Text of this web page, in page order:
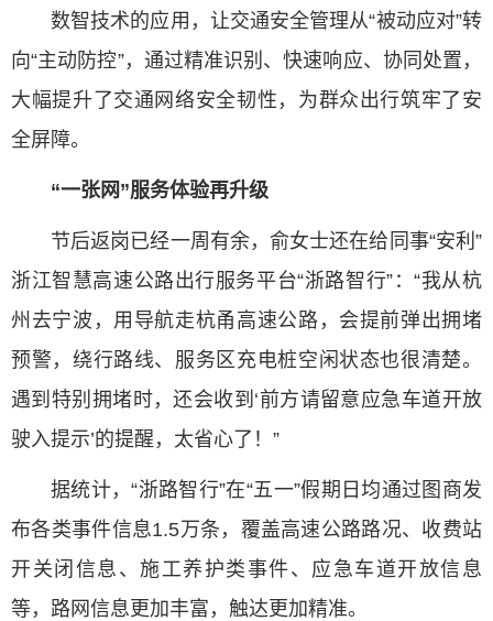
数智技术的应用，让交通安全管理从“被动应对”转
向“主动防控”，通过精准识别、快速响应、协同处置，
大幅提升了交通网络安全韧性，为群众出行筑牢了安
全屏障。
“一张网”服务体验再升级
节后返岗已经一周有余，俞女士还在给同事“安利”
浙江智慧高速公路出行服务平台“浙路智行”：“我从杭
州去宁波，用导航走杭甬高速公路，会提前弹出拥堵
预警，绕行路线、服务区充电桩空闲状态也很清楚。
遇到特别拥堵时，还会收到‘前方请留意应急车道开放
驶入提示’的提醒，太省心了！”
据统计，“浙路智行”在“五一”假期日均通过图商发
布各类事件信息1.5万条，覆盖高速公路路况、收费站
开关闭信息、施工养护类事件、应急车道开放信息
等，路网信息更加丰富，触达更加精准。